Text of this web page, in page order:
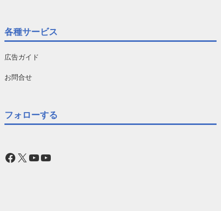
各種サービス
広告ガイド
お問合せ
フォローする
Facebook
X YouTube
YouTube